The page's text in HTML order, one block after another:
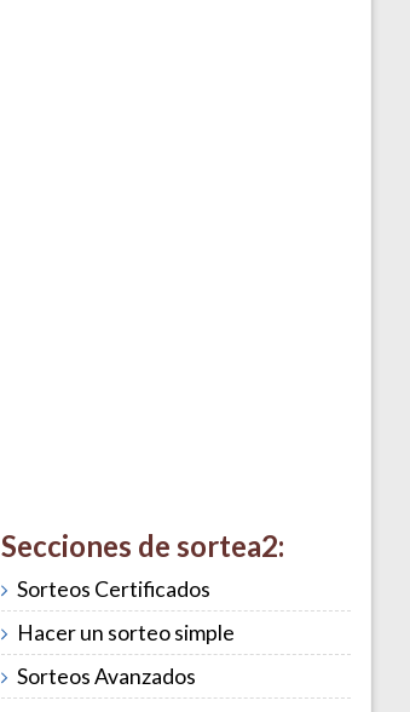
Secciones de sortea2:
Sorteos Certificados
Hacer un sorteo simple
Sorteos Avanzados